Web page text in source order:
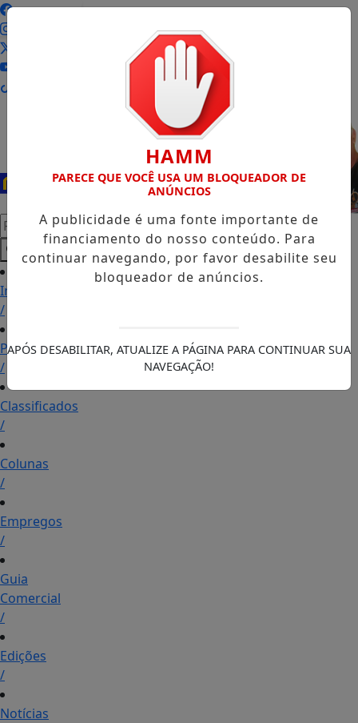
Pesquisar Notícia
Início
/
Podcasts
/
Classificados
/
Colunas
/
Empregos
/
Guia
Comercial
/
Edições
/
Notícias
HAMM
PARECE QUE VOCÊ USA UM BLOQUEADOR DE
ANÚNCIOS
A publicidade é uma fonte importante de
financiamento do nosso conteúdo. Para
continuar navegando, por favor desabilite seu
bloqueador de anúncios.
APÓS DESABILITAR, ATUALIZE A PÁGINA PARA CONTINUAR SUA
NAVEGAÇÃO!